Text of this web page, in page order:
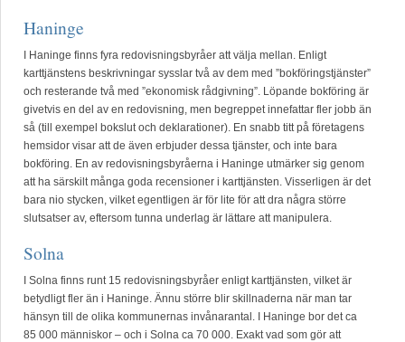
Haninge
I Haninge finns fyra redovisningsbyråer att välja mellan. Enligt
karttjänstens beskrivningar sysslar två av dem med ”bokföringstjänster”
och resterande två med ”ekonomisk rådgivning”. Löpande bokföring är
givetvis en del av en redovisning, men begreppet innefattar fler jobb än
så (till exempel bokslut och deklarationer). En snabb titt på företagens
hemsidor visar att de även erbjuder dessa tjänster, och inte bara
bokföring. En av redovisningsbyråerna i Haninge utmärker sig genom
att ha särskilt många goda recensioner i karttjänsten. Visserligen är det
bara nio stycken, vilket egentligen är för lite för att dra några större
slutsatser av, eftersom tunna underlag är lättare att manipulera.
Solna
I Solna finns runt 15 redovisningsbyråer enligt karttjänsten, vilket är
betydligt fler än i Haninge. Ännu större blir skillnaderna när man tar
hänsyn till de olika kommunernas invånarantal. I Haninge bor det ca
85 000 människor – och i Solna ca 70 000. Exakt vad som gör att